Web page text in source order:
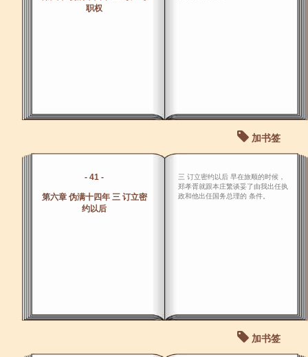
职权
加书签
- 41 -
第六章 伪满十四年 三 订立密
约以后
三 订立密约以后 早在旅顺的时候，
郑孝胥就跟本庄繁谈妥了由我出任执
政和他出任国务总理的 条件。
加书签